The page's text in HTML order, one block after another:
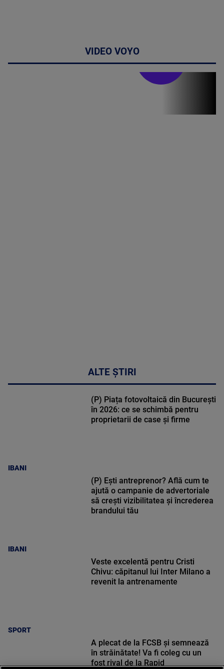
VIDEO VOYO
ALTE ȘTIRI
IBANI
(P) Piața fotovoltaică din București
în 2026: ce se schimbă pentru
proprietarii de case și firme
IBANI
(P) Ești antreprenor? Află cum te
ajută o campanie de advertoriale
să crești vizibilitatea și încrederea
brandului tău
SPORT
Veste excelentă pentru Cristi
Chivu: căpitanul lui Inter Milano a
revenit la antrenamente
A plecat de la FCSB și semnează
în străinătate! Va fi coleg cu un
fost rival de la Rapid